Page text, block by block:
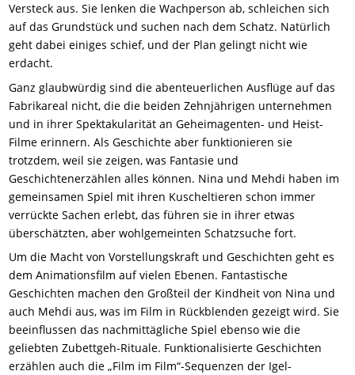
Versteck aus. Sie lenken die Wachperson ab, schleichen sich
auf das Grundstück und suchen nach dem Schatz. Natürlich
geht dabei einiges schief, und der Plan gelingt nicht wie
erdacht.
Ganz glaubwürdig sind die abenteuerlichen Ausflüge auf das
Fabrikareal nicht, die die beiden Zehnjährigen unternehmen
und in ihrer Spektakularität an Geheimagenten- und Heist-
Filme erinnern. Als Geschichte aber funktionieren sie
trotzdem, weil sie zeigen, was Fantasie und
Geschichtenerzählen alles können. Nina und Mehdi haben im
gemeinsamen Spiel mit ihren Kuscheltieren schon immer
verrückte Sachen erlebt, das führen sie in ihrer etwas
überschätzten, aber wohlgemeinten Schatzsuche fort.
Um die Macht von Vorstellungskraft und Geschichten geht es
dem Animationsfilm auf vielen Ebenen. Fantastische
Geschichten machen den Großteil der Kindheit von Nina und
auch Mehdi aus, was im Film in Rückblenden gezeigt wird. Sie
beeinflussen das nachmittägliche Spiel ebenso wie die
geliebten Zubettgeh-Rituale. Funktionalisierte Geschichten
erzählen auch die „Film im Film“-Sequenzen der Igel-